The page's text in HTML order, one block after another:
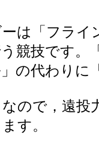
ーは「フラ
競技です。
」の代わり
ので，遠投
す。